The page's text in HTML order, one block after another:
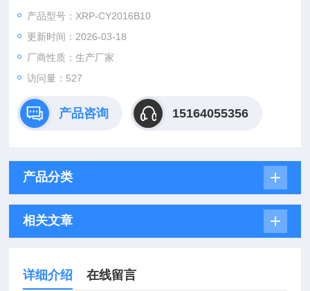
且精准，适配复杂工况下的稳定监测需求。
产品型号：XRP-CY2016B10
更新时间：2026-03-18
厂商性质：生产厂家
访问量：527
产品咨询 15164055356
产品分类
相关文章
详细介绍 在线留言